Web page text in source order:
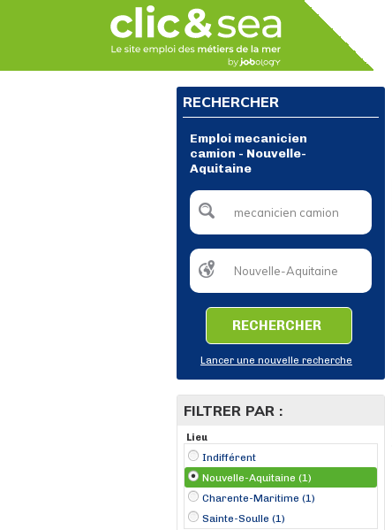
RECHERCHER
Emploi mecanicien
camion - Nouvelle-
Aquitaine
RECHERCHER
Lancer une nouvelle recherche
FILTRER PAR :
Lieu
Indifférent
Nouvelle-Aquitaine (1)
Charente-Maritime (1)
Sainte-Soulle (1)